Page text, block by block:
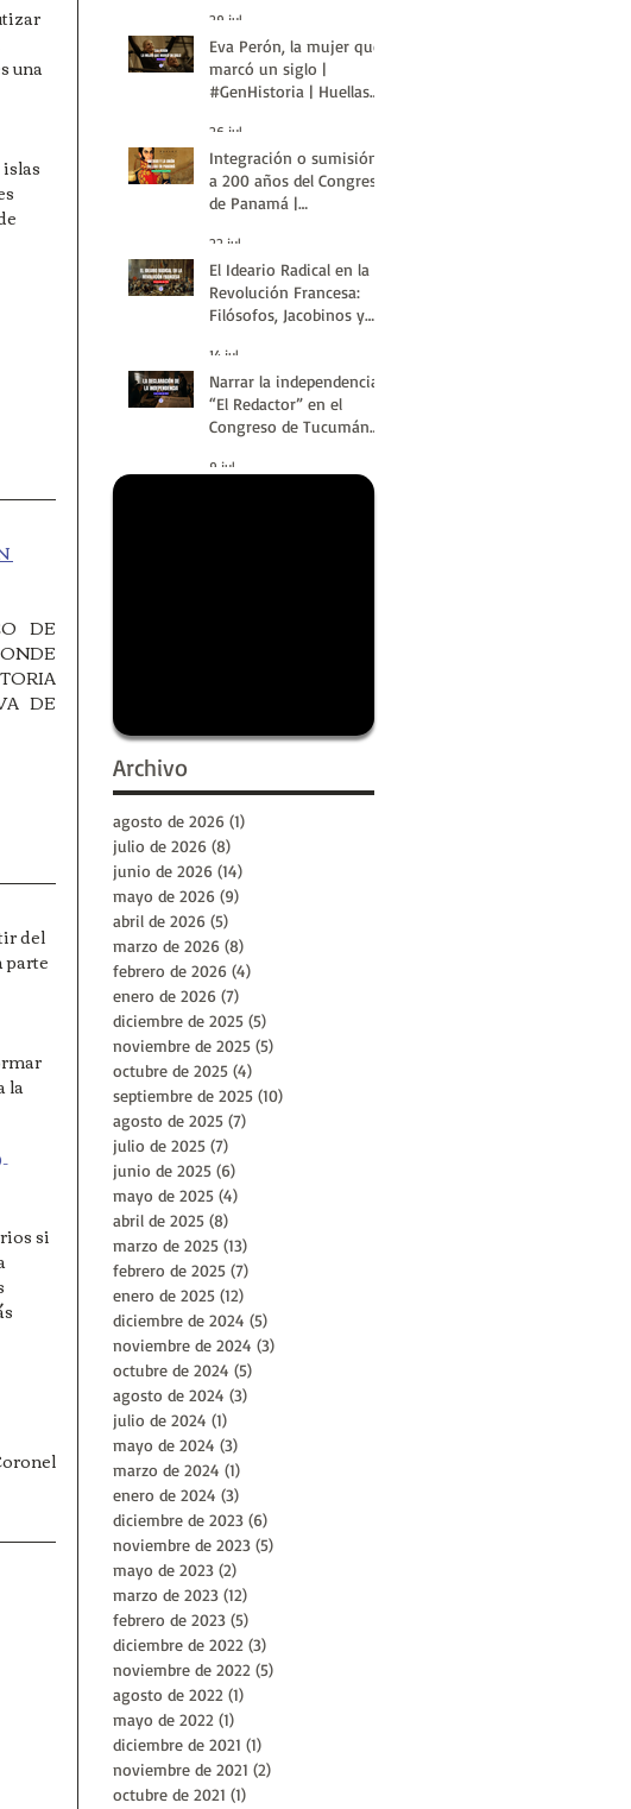
una
DE
DE
del
parte
la
si
Historia
29 jul
Eva Perón, la mujer que
marcó un siglo |
#GenHistoria | Huellas
26 jul
Integración o sumisión:
a 200 años del Congreso
de Panamá |
as | Huellas de la
Historia
22 jul
El Ideario Radical en la
Revolución Francesa:
Filósofos, Jacobinos y
Historia
14 jul
Narrar la independencia:
“El Redactor” en el
Congreso de Tucumán
Huellas de la Historia
9 jul
Archivo
agosto de 2026 (1)
julio de 2026 (8)
junio de 2026 (14)
mayo de 2026 (9)
abril de 2026 (5)
marzo de 2026 (8)
febrero de 2026 (4)
enero de 2026 (7)
diciembre de 2025 (5)
noviembre de 2025 (5)
octubre de 2025 (4)
septiembre de 2025 (10)
agosto de 2025 (7)
julio de 2025 (7)
junio de 2025 (6)
mayo de 2025 (4)
abril de 2025 (8)
marzo de 2025 (13)
febrero de 2025 (7)
enero de 2025 (12)
diciembre de 2024 (5)
noviembre de 2024 (3)
octubre de 2024 (5)
agosto de 2024 (3)
julio de 2024 (1)
mayo de 2024 (3)
marzo de 2024 (1)
enero de 2024 (3)
diciembre de 2023 (6)
noviembre de 2023 (5)
mayo de 2023 (2)
marzo de 2023 (12)
febrero de 2023 (5)
diciembre de 2022 (3)
noviembre de 2022 (5)
agosto de 2022 (1)
mayo de 2022 (1)
diciembre de 2021 (1)
noviembre de 2021 (2)
octubre de 2021 (1)